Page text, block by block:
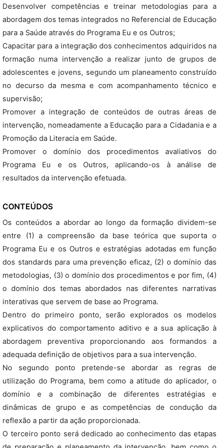
Desenvolver competências e treinar metodologias para a
abordagem dos temas integrados no Referencial de Educação
para a Saúde através do Programa Eu e os Outros;
Capacitar para a integração dos conhecimentos adquiridos na
formação numa intervenção a realizar junto de grupos de
adolescentes e jovens, segundo um planeamento construído
no decurso da mesma e com acompanhamento técnico e
supervisão;
Promover a integração de conteúdos de outras áreas de
intervenção, nomeadamente a Educação para a Cidadania e a
Promoção da Literacia em Saúde.
Promover o domínio dos procedimentos avaliativos do
Programa Eu e os Outros, aplicando-os à análise de
resultados da intervenção efetuada.
CONTEÚDOS
Os conteúdos a abordar ao longo da formação dividem-se
entre (1) a compreensão da base teórica que suporta o
Programa Eu e os Outros e estratégias adotadas em função
dos standards para uma prevenção eficaz, (2) o domínio das
metodologias, (3) o domínio dos procedimentos e por fim, (4)
o domínio dos temas abordados nas diferentes narrativas
interativas que servem de base ao Programa.
Dentro do primeiro ponto, serão explorados os modelos
explicativos do comportamento aditivo e a sua aplicação à
abordagem preventiva proporcionando aos formandos a
adequada definição de objetivos para a sua intervenção.
No segundo ponto pretende-se abordar as regras de
utilização do Programa, bem como a atitude do aplicador, o
domínio e a combinação de diferentes estratégias e
dinâmicas de grupo e as competências de condução da
reflexão a partir da ação proporcionada.
O terceiro ponto será dedicado ao conhecimento das etapas